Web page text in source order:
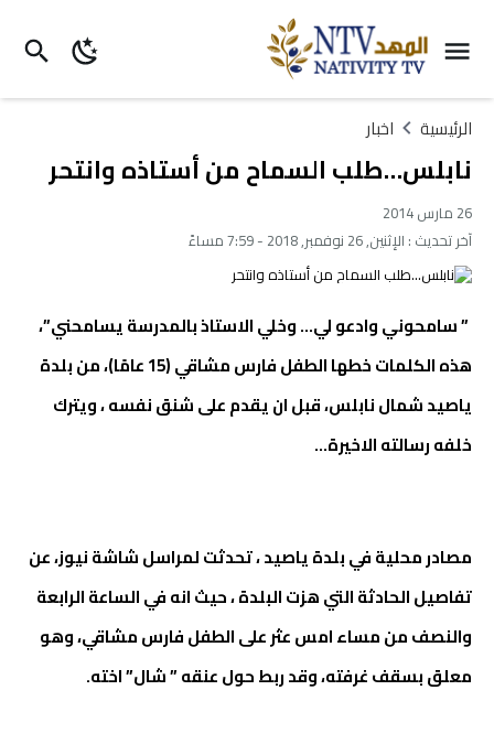
الرئيسية اخبار
نابلس…طلب السماح من أستاذه وانتحر
26 مارس 2014
آخر تحديث : الإثنين, 26 نوفمبر, 2018 - 7:59 مساءً
” سامحوني وادعو لي… وخلي الاستاذ بالمدرسة يسامحني”،
هذه الكلمات خطها الطفل فارس مشاقي (15 عامًا)، من بلدة
ياصيد شمال نابلس، قبل ان يقدم على شنق نفسه ، ويترك
خلفه رسالته الاخيرة…
مصادر محلية في بلدة ياصيد ، تحدثت لمراسل شاشة نيوز، عن
تفاصيل الحادثة التي هزت البلدة ، حيث انه في الساعة الرابعة
والنصف من مساء امس عثر على الطفل فارس مشاقي، وهو
معلق بسقف غرفته، وقد ربط حول عنقه ” شال” اخته.